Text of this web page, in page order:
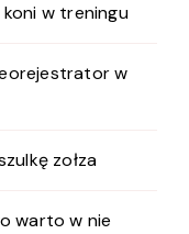
w treningu
w
zołza
warto w nie